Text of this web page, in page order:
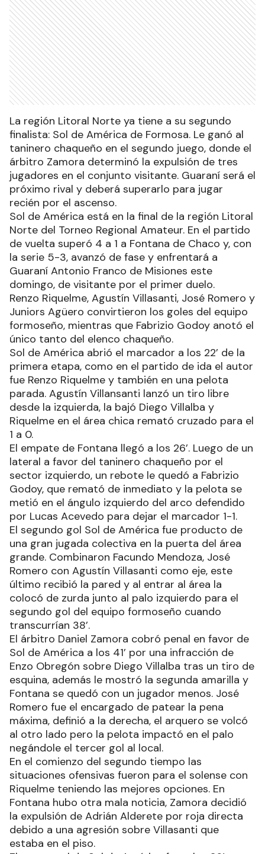
La región Litoral Norte ya tiene a su segundo
finalista: Sol de América de Formosa. Le ganó al
taninero chaqueño en el segundo juego, donde el
árbitro Zamora determinó la expulsión de tres
jugadores en el conjunto visitante. Guaraní será el
próximo rival y deberá superarlo para jugar
recién por el ascenso.
Sol de América está en la final de la región Litoral
Norte del Torneo Regional Amateur. En el partido
de vuelta superó 4 a 1 a Fontana de Chaco y, con
la serie 5-3, avanzó de fase y enfrentará a
Guaraní Antonio Franco de Misiones este
domingo, de visitante por el primer duelo.
Renzo Riquelme, Agustín Villasanti, José Romero y
Juniors Agüero convirtieron los goles del equipo
formoseño, mientras que Fabrizio Godoy anotó el
único tanto del elenco chaqueño.
Sol de América abrió el marcador a los 22’ de la
primera etapa, como en el partido de ida el autor
fue Renzo Riquelme y también en una pelota
parada. Agustín Villansanti lanzó un tiro libre
desde la izquierda, la bajó Diego Villalba y
Riquelme en el área chica remató cruzado para el
1 a 0.
El empate de Fontana llegó a los 26’. Luego de un
lateral a favor del taninero chaqueño por el
sector izquierdo, un rebote le quedó a Fabrizio
Godoy, que remató de inmediato y la pelota se
metió en el ángulo izquierdo del arco defendido
por Lucas Acevedo para dejar el marcador 1-1.
El segundo gol Sol de América fue producto de
una gran jugada colectiva en la puerta del área
grande. Combinaron Facundo Mendoza, José
Romero con Agustín Villasanti como eje, este
último recibió la pared y al entrar al área la
colocó de zurda junto al palo izquierdo para el
segundo gol del equipo formoseño cuando
transcurrían 38’.
El árbitro Daniel Zamora cobró penal en favor de
Sol de América a los 41’ por una infracción de
Enzo Obregón sobre Diego Villalba tras un tiro de
esquina, además le mostró la segunda amarilla y
Fontana se quedó con un jugador menos. José
Romero fue el encargado de patear la pena
máxima, definió a la derecha, el arquero se volcó
al otro lado pero la pelota impactó en el palo
negándole el tercer gol al local.
En el comienzo del segundo tiempo las
situaciones ofensivas fueron para el solense con
Riquelme teniendo las mejores opciones. En
Fontana hubo otra mala noticia, Zamora decidió
la expulsión de Adrián Alderete por roja directa
debido a una agresión sobre Villasanti que
estaba en el piso.